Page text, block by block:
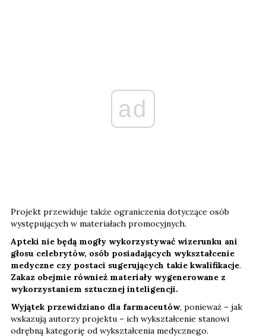
ad
Projekt przewiduje także ograniczenia dotyczące osób
występujących w materiałach promocyjnych.
Apteki nie będą mogły wykorzystywać wizerunku ani
głosu celebrytów, osób posiadających wykształcenie
medyczne czy postaci sugerujących takie kwalifikacje.
Zakaz obejmie również materiały wygenerowane z
wykorzystaniem sztucznej inteligencji.
Wyjątek przewidziano dla farmaceutów, ponieważ – jak
wskazują autorzy projektu – ich wykształcenie stanowi
odrębną kategorię od wykształcenia medycznego.